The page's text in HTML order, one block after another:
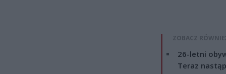
ZOBACZ
26-letni
Teraz